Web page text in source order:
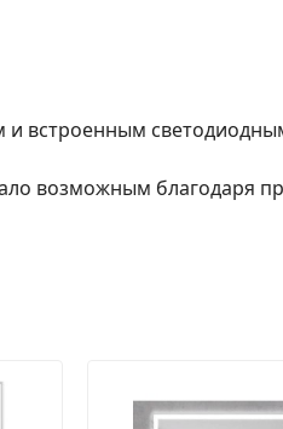
встроенным
возможным благодаря